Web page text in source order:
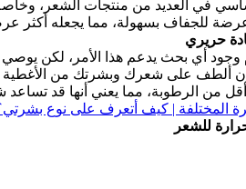
في العديد من منتجات الشعر، وخاصة
للجفاف بسهولة، مما يجعله أكثر
حريري
أي بحث يدعم هذا الأمر، لكن يوصي
ألطف على شعرك وبشرتك من الأغطية
من الرطوبة، مما يعني أنها قد
المختلفة | كيف أتعرف على نوع
للشعر